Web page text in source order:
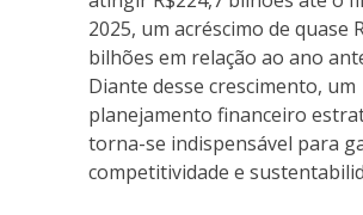
2025, um acréscimo de quase
bilhões em relação ao ano
Diante desse crescimento, um
planejamento financeiro
torna-se indispensável para
competitividade e